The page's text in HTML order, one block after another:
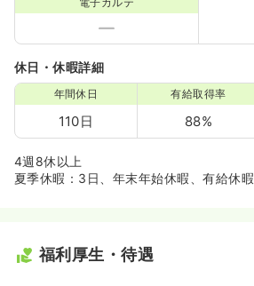
休日・休暇詳細
年間休日
110日
有給取得率
88%
4週8休以上
夏季休暇：3日、年末年始休暇、有給休暇
福利厚生・待遇